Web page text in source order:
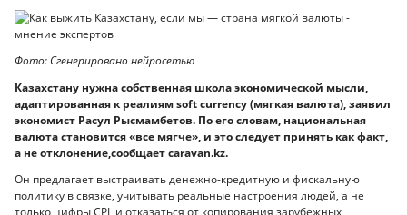
Фото: Сгенерировано нейросетью
Казахстану нужна собственная школа экономической мысли,
адаптированная к реалиям soft currency (мягкая валюта), заявил
экономист Расул Рысмамбетов. По его словам, национальная
валюта становится «все мягче», и это следует принять как факт,
а не отклонение,сообщает сaravan.kz.
Он предлагает выстраивать денежно-кредитную и фискальную
политику в связке, учитывать реальные настроения людей, а не